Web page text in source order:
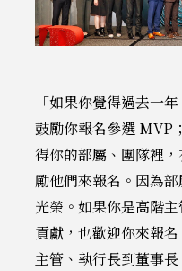
「如果你覺得過去一
鼓勵你報名參選 MVP
得你的部屬、團隊裡
勵他們來報名。因為
光榮。如果你是高階
貢獻，也歡迎你來報
主管、執行長到董事長